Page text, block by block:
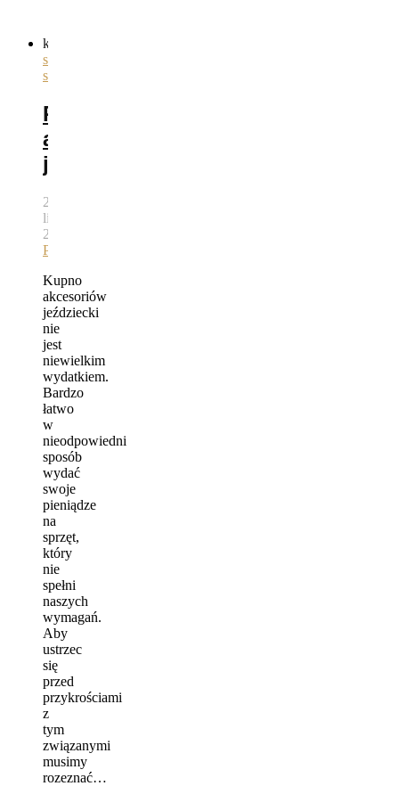
kategorie
siodła
sprzęt
Rynek
akcesoriów
jeździeckich
29
lipca,
2015
Pawlik
Kupno
akcesoriów
jeździecki
nie
jest
niewielkim
wydatkiem.
Bardzo
łatwo
w
nieodpowiedni
sposób
wydać
swoje
pieniądze
na
sprzęt,
który
nie
spełni
naszych
wymagań.
Aby
ustrzec
się
przed
przykrościami
z
tym
związanymi
musimy
rozeznać…